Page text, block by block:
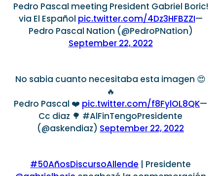
Pedro Pascal meeting President Gabriel Boric!
via El Español pic.twitter.com/4Dz3HFBZZI—
Pedro Pascal Nation (@PedroPNation)
September 22, 2022
No sabia cuanto necesitaba esta imagen 😍
🔥
Pedro Pascal ❤️ pic.twitter.com/f8FylOL8QK—
Cc diaz 🌳 #AlFinTengoPresidente
(@askendiaz) September 22, 2022
#50AñosDiscursoAllende | Presidente